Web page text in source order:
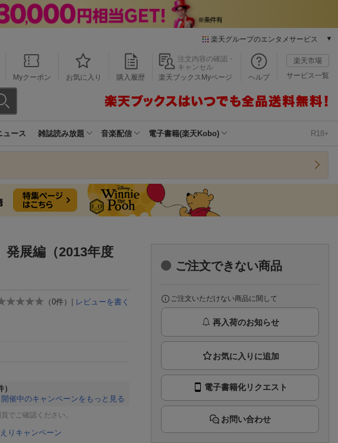
楽天グループのエンタメサービス
本/ゲーム/CD/DVD
楽天ブックス
楽天Kobo
楽天チケット
エンタメニュース
推し楽
Myクーポン お気に入り 購入履歴
注文内容の確認・
キャンセル
楽天ブックスMyページ
ヘルプ
楽天市場
サービス一覧
ュース 雑誌読み放題 音楽配信 電子書籍(楽天Kobo) R18+
発展編（2013年度
（0件） | レビューを書く
）
開催中のキャンペーンをもっと見る
でご確認ください。
りキャンペーン
ご注文できない商品
ご注文いただけない商品に関して
再入荷のお知らせ
電子書籍化リクエスト
お問い合わせ